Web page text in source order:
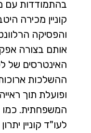
בהתמודדות עם
קוניין מכירה
והפסיקה
אותם בצורה
האינטרסים של
ההשלכות
ופועלת תוך
המשפחתית. כמו
לעו"ד קוניין